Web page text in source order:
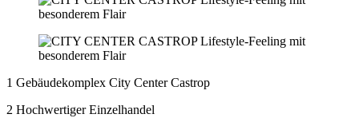
1 Gebäudekomplex City Center Castrop
2 Hochwertiger Einzelhandel